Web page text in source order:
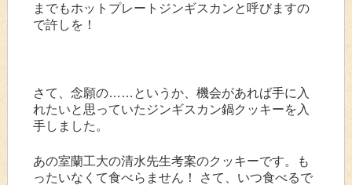
までもホットプレートジンギスカンと呼びますの
で許しを！
さて、念願の……というか、機会があれば手に入
れたいと思っていたジンギスカン鍋クッキーを入
手しました。
あの室蘭工大の清水先生考案のクッキーです。も
ったいなくて食べらません！ さて、いつ食べるで